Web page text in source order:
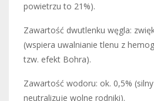
powietrzu to 21%).
Zawartość dwutlenku węgla:
(wspiera uwalnianie tlenu z
tzw. efekt Bohra).
Zawartość wodoru: ok. 0,5%
neutralizuje wolne rodniki).